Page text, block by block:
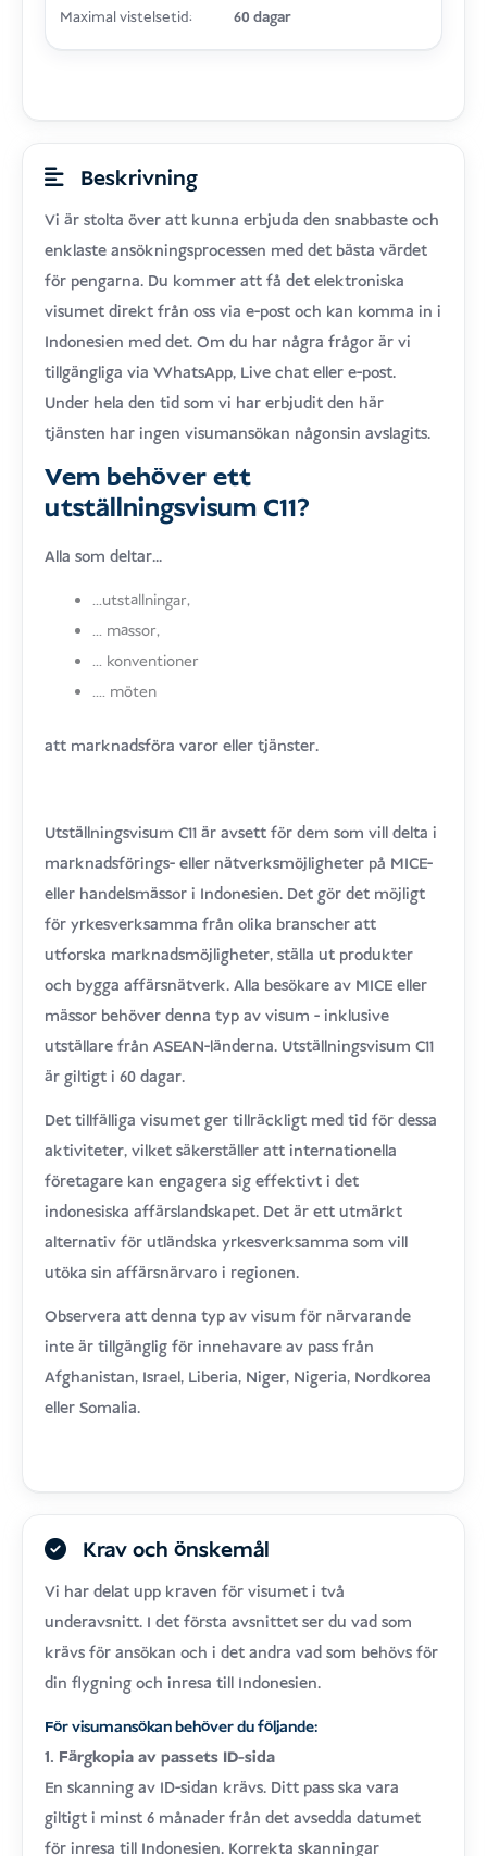
Maximal vistelsetid: 60 dagar
Beskrivning
Vi är stolta över att kunna erbjuda den snabbaste och
enklaste ansökningsprocessen med det bästa värdet
för pengarna. Du kommer att få det elektroniska
visumet direkt från oss via e-post och kan komma in i
Indonesien med det. Om du har några frågor är vi
tillgängliga via WhatsApp, Live chat eller e-post.
Under hela den tid som vi har erbjudit den här
tjänsten har ingen visumansökan någonsin avslagits.
Vem behöver ett
utställningsvisum C11?
Alla som deltar...
...utställningar,
... mässor,
... konventioner
.... möten
att marknadsföra varor eller tjänster.
Utställningsvisum C11 är avsett för dem som vill delta i
marknadsförings- eller nätverksmöjligheter på MICE-
eller handelsmässor i Indonesien. Det gör det möjligt
för yrkesverksamma från olika branscher att
utforska marknadsmöjligheter, ställa ut produkter
och bygga affärsnätverk. Alla besökare av MICE eller
mässor behöver denna typ av visum - inklusive
utställare från ASEAN-länderna. Utställningsvisum C11
är giltigt i 60 dagar.
Det tillfälliga visumet ger tillräckligt med tid för dessa
aktiviteter, vilket säkerställer att internationella
företagare kan engagera sig effektivt i det
indonesiska affärslandskapet. Det är ett utmärkt
alternativ för utländska yrkesverksamma som vill
utöka sin affärsnärvaro i regionen.
Observera att denna typ av visum för närvarande
inte är tillgänglig för innehavare av pass från
Afghanistan, Israel, Liberia, Niger, Nigeria, Nordkorea
eller Somalia.
Krav och önskemål
Vi har delat upp kraven för visumet i två
underavsnitt. I det första avsnittet ser du vad som
krävs för ansökan och i det andra vad som behövs för
din flygning och inresa till Indonesien.
För visumansökan behöver du följande:
1. Färgkopia av passets ID-sida
En skanning av ID-sidan krävs. Ditt pass ska vara
giltigt i minst 6 månader från det avsedda datumet
för inresa till Indonesien. Korrekta skanningar